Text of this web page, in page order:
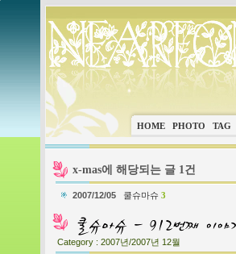
HOME PHOTO TAG
x-mas에 해당되는 글 1건
2007/12/05 쿨슈마슈 3
Category : 2007년/2007년 12월